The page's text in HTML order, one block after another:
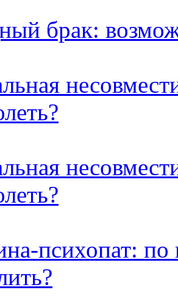
брак:
психопат: по